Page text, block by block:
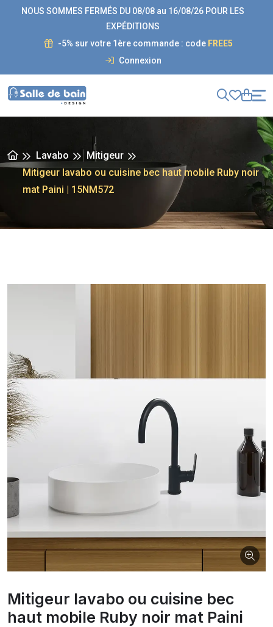
NOUS SOMMES FERMÉS DU 08/08 au 16/08/26 POUR LES
EXPÉDITIONS
-5% sur votre 1ère commande : code FREE5
Connexion
Lavabo
Mitigeur
Mitigeur lavabo ou cuisine bec haut mobile Ruby noir
mat Paini | 15NM572
Mitigeur lavabo ou cuisine bec
haut mobile Ruby noir mat Paini